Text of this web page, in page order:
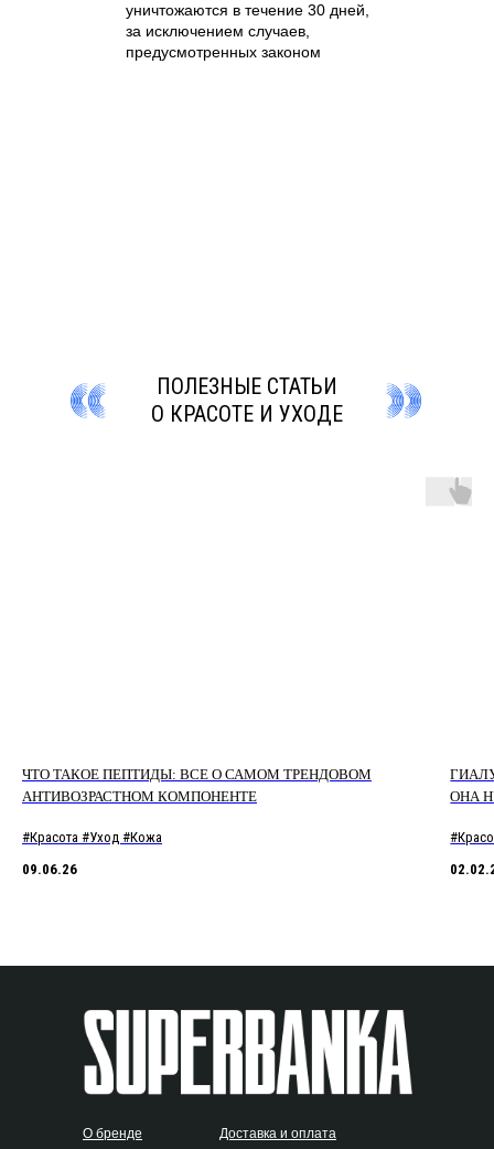
уничтожаются в течение 30 дней,
за исключением случаев,
предусмотренных законом
ПОЛЕЗНЫЕ СТАТЬИ
О КРАСОТЕ И УХОДЕ
ЧТО ТАКОЕ ПЕПТИДЫ: ВСЕ О САМОМ ТРЕНДОВОМ
АНТИВОЗРАСТНОМ КОМПОНЕНТЕ
#Красота #Уход #Кожа
09.06.26
ОНА
О бренде Доставка и оплата